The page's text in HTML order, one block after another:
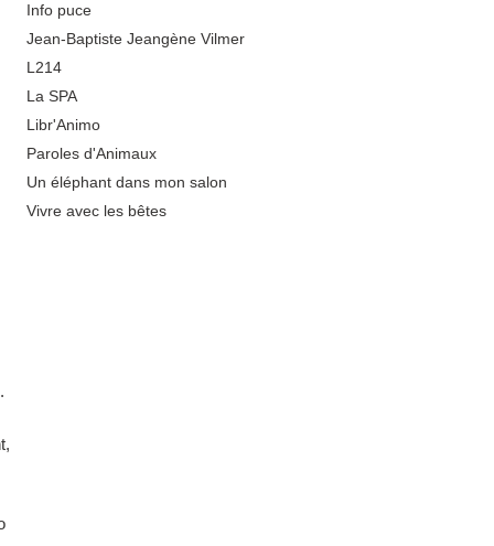
Info puce
Jean-Baptiste Jeangène Vilmer
L214
La SPA
Libr'Animo
Paroles d'Animaux
Un éléphant dans mon salon
Vivre avec les bêtes